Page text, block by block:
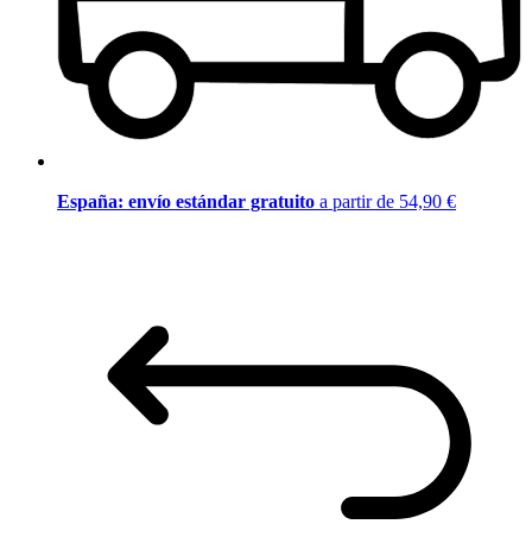
España: envío estándar gratuito a partir de 54,90 €